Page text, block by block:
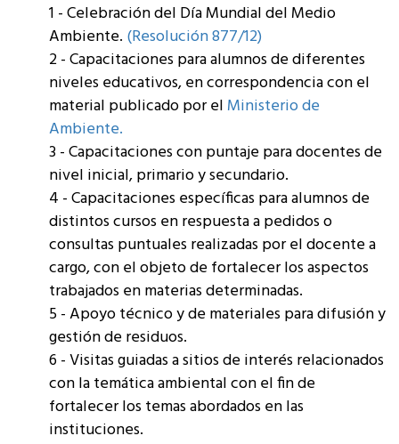
1 - Celebración del Día Mundial del Medio
Ambiente. (Resolución 877/12)
2 - Capacitaciones para alumnos de diferentes
niveles educativos, en correspondencia con el
material publicado por el Ministerio de
Ambiente.
3 - Capacitaciones con puntaje para docentes de
nivel inicial, primario y secundario.
4 - Capacitaciones específicas para alumnos de
distintos cursos en respuesta a pedidos o
consultas puntuales realizadas por el docente a
cargo, con el objeto de fortalecer los aspectos
trabajados en materias determinadas.
5 - Apoyo técnico y de materiales para difusión y
gestión de residuos.
6 - Visitas guiadas a sitios de interés relacionados
con la temática ambiental con el fin de
fortalecer los temas abordados en las
instituciones.